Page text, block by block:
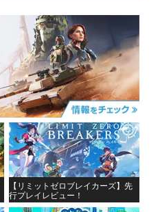
【リミットゼロブレイカーズ】先
行プレイレビュー！